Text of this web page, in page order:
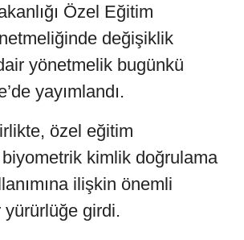
Özel Eğitim
değişiklik
yönetmelik bugünkü
yayımlandı.
özel eğitim
biyometrik kimlik doğrulama
ilişkin önemli
girdi.